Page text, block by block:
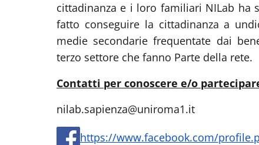
cittadinanza e i loro familiari NILab ha
fatto conseguire la cittadinanza a
medie secondarie frequentate dai
terzo settore che fanno Parte della rete.
Contatti per conoscere e/o
nilab.sapienza@uniroma1.it
https://www.facebook.com/